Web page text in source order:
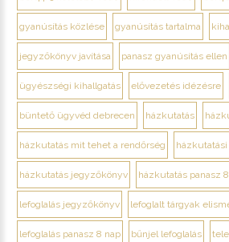
gyanúsítás közlése gyanúsítás tartalma
jegyzőkönyv javítása panasz gyanúsítás ellen
ügyészségi kihallgatás elővezetés idézésre
büntető ügyvéd debrecen házkutatás
házkutatás mit tehet a rendőrség házkutatási
házkutatás jegyzőkönyv házkutatás panasz
lefoglalás jegyzőkönyv lefoglalt tárgyak
lefoglalás panasz 8 nap bűnjel lefoglalás